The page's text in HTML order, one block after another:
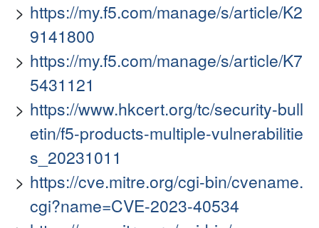
https://my.f5.com/manage/s/article/K2
9141800
https://my.f5.com/manage/s/article/K7
5431121
https://www.hkcert.org/tc/security-bull
etin/f5-products-multiple-vulnerabilitie
s_20231011
https://cve.mitre.org/cgi-bin/cvename.
cgi?name=CVE-2023-40534